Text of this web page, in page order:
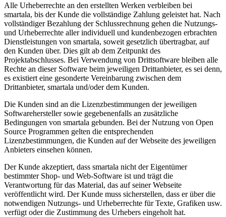
Alle Urheberrechte an den erstellten Werken verbleiben bei
smartala, bis der Kunde die vollständige Zahlung geleistet hat. Nach
vollständiger Bezahlung der Schlussrechnung gehen die Nutzungs-
und Urheberrechte aller individuell und kundenbezogen erbrachten
Dienstleistungen von smartala, soweit gesetzlich übertragbar, auf
den Kunden über. Dies gilt ab dem Zeitpunkt des
Projektabschlusses. Bei Verwendung von Drittsoftware bleiben alle
Rechte an dieser Software beim jeweiligen Drittanbieter, es sei denn,
es existiert eine gesonderte Vereinbarung zwischen dem
Drittanbieter, smartala und/oder dem Kunden.
Die Kunden sind an die Lizenzbestimmungen der jeweiligen
Softwarehersteller sowie gegebenenfalls an zusätzliche
Bedingungen von smartala gebunden. Bei der Nutzung von Open
Source Programmen gelten die entsprechenden
Lizenzbestimmungen, die Kunden auf der Webseite des jeweiligen
Anbieters einsehen können.
Der Kunde akzeptiert, dass smartala nicht der Eigentümer
bestimmter Shop- und Web-Software ist und trägt die
Verantwortung für das Material, das auf seiner Webseite
veröffentlicht wird. Der Kunde muss sicherstellen, dass er über die
notwendigen Nutzungs- und Urheberrechte für Texte, Grafiken usw.
verfügt oder die Zustimmung des Urhebers eingeholt hat.